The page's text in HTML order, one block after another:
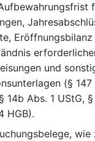
und
(§ 147
14b Abs. 1 UStG,
HGB).
wie